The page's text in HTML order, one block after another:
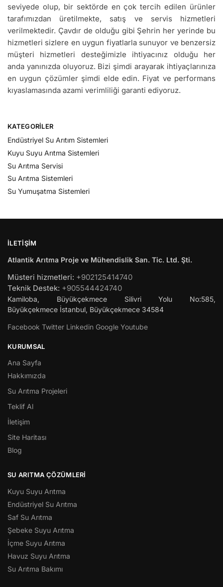
seviyede olup, bir sektörde en çok tercih edilen ürünler
tarafımızdan üretilmekte, satış ve servis hizmetleri
verilmektedir. Çavdır de olduğu gibi Şehrin her yerinde bu
hizmetleri sizlere en uygun fiyatlarla sunuyor ve benzersiz
müşteri hizmetleri desteğimizle ihtiyacınız olduğu her
anda yanınızda oluyoruz. Bizi şimdi arayarak ihtiyaçlarınıza
en uygun çözümler şimdi elde edin. Fiyat ve performans
kıyaslamasında azami verimliliği garanti ediyoruz.
KATEGORILER
Endüstriyel Su Arıtım Sistemleri
Kuyu Suyu Arıtma Sistemleri
Su Arıtma Servisi
Su Arıtma Sistemleri
Su Yumuşatma Sistemleri
İLETIŞIM
Atlantik Arıtma Proje ve Mühendislik San. Tic. Ltd. Şti.
Müsteri hizmetleri: +902125414740
Teknik Destek: +905544424740
Kamiloba, Büyükçekmece Silivri Yolu No:585,
Büyükçekmece İstanbul, Büyükçekmece 34584
Facebook Twitter Linkedin Google Youtube
KURUMSAL
Ana Sayfa
Hakkımızda
Su Arıtma Projeleri
Teklif Al
İletişim
Site Haritası
Blog
SU ARITMA ÇÖZÜMLERI
Kuyu Suyu Arıtma
Endüstriyel Su Arıtma
Saf Su Arıtma
Şebeke Suyu Arıtma
İçme Suyu Arıtma
Havuz Suyu Arıtma
Su Arıtma Bakımı